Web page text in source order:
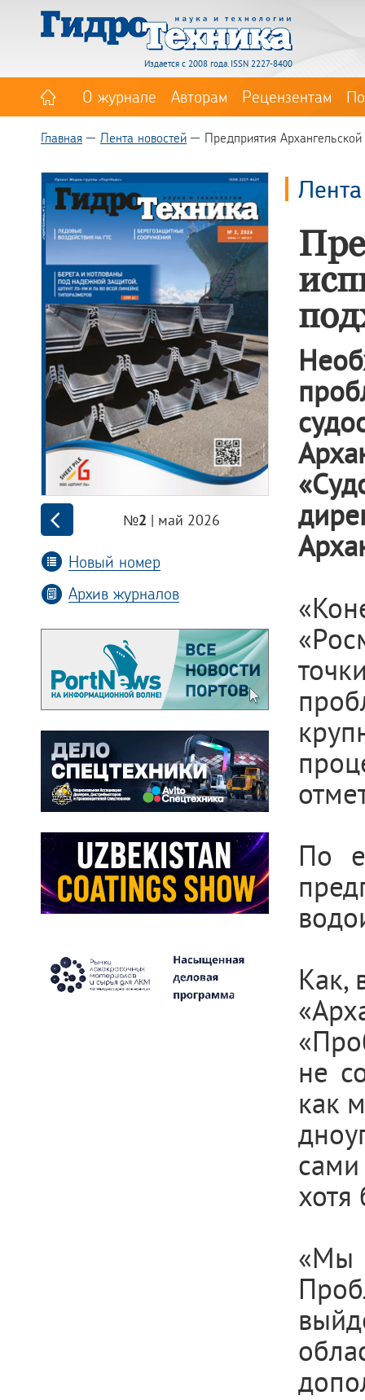
Издается с 2008 года. ISSN 2227-8400
О журнале Авторам Рецензентам
Главная Лента новостей Предприятия
№2 | май 2026
Новый номер
Архив журналов
По
Как,
не
как
хотя
«Мы